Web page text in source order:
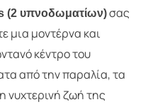
(2 υπνοδωματίων)σας
μια μοντέρνα και
κέντρο του
από την παραλία, τα
νυχτερινή ζωή της